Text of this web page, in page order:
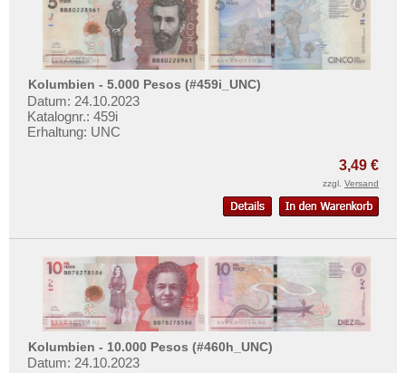
Usbekistan
Vereinigte Arabische Emirate
Vietnam
Vietnam Süd
Kolumbien - 5.000 Pesos (#459i_UNC)
Datum: 24.10.2023
Katalognr.: 459i
Erhaltung: UNC
3,49 €
zzgl. Versand
Kolumbien - 10.000 Pesos (#460h_UNC)
Datum: 24.10.2023